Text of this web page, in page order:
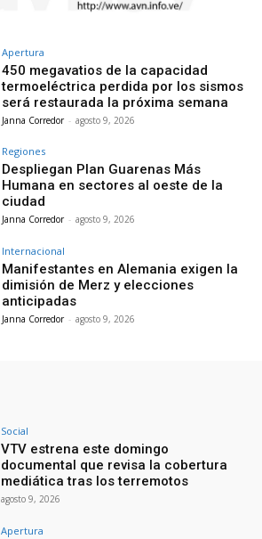
Apertura
450 megavatios de la capacidad
termoeléctrica perdida por los sismos
será restaurada la próxima semana
Janna Corredor - agosto 9, 2026
Regiones
Despliegan Plan Guarenas Más
Humana en sectores al oeste de la
ciudad
Janna Corredor - agosto 9, 2026
Internacional
Manifestantes en Alemania exigen la
dimisión de Merz y elecciones
anticipadas
Janna Corredor - agosto 9, 2026
Social
VTV estrena este domingo
documental que revisa la cobertura
mediática tras los terremotos
agosto 9, 2026
Apertura